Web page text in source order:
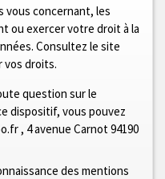
vous concernant, les
ou exercer votre droit à la
Consultez le site
vos droits.
question sur le
dispositif, vous pouvez
, 4 avenue Carnot 94190
des mentions